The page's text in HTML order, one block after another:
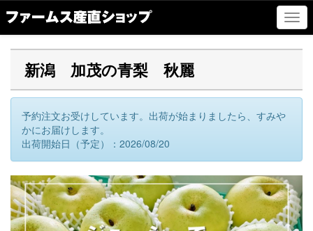
ナ
ビ
ゲ
ョ
ン
新潟 加茂の青梨 秋麗
予約注文お受けしています。出荷が始まりましたら、すみや
かにお届けします。
出荷開始日（予定）：2026/08/20